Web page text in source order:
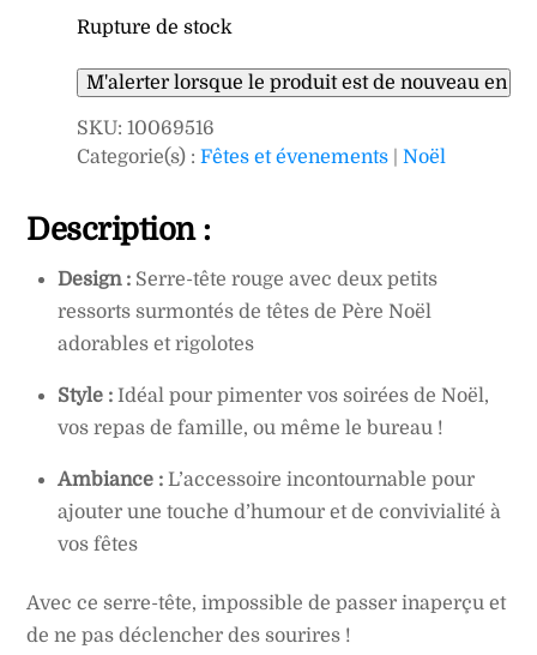
Rupture de stock
SKU:10069516
Categorie(s) :Fêtes et évenements |Noël
Description :
Design : Serre-tête rouge avec deux petits
ressorts surmontés de têtes de Père Noël
adorables et rigolotes
Style : Idéal pour pimenter vos soirées de Noël,
vos repas de famille, ou même le bureau !
Ambiance : L’accessoire incontournable pour
ajouter une touche d’humour et de convivialité à
vos fêtes
Avec ce serre-tête, impossible de passer inaperçu et
de ne pas déclencher des sourires !